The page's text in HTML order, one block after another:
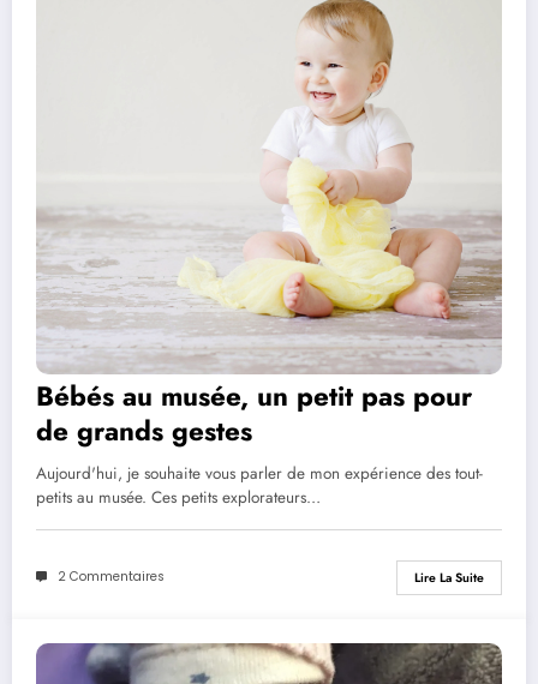
Bébés au musée, un petit pas pour
de grands gestes
Aujourd'hui, je souhaite vous parler de mon expérience des tout-
petits au musée. Ces petits explorateurs…
2 Commentaires Lire La Suite